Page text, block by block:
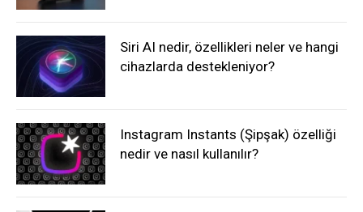
Siri AI nedir, özellikleri neler ve hangi
cihazlarda destekleniyor?
Instagram Instants (Şipşak) özelliği
nedir ve nasıl kullanılır?